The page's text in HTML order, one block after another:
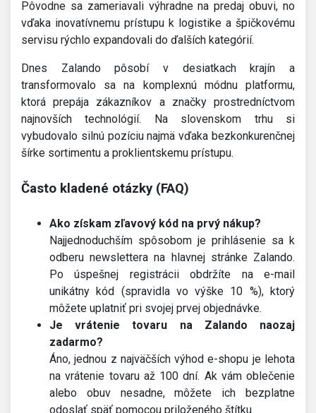
Pôvodne sa zameriavali výhradne na predaj obuvi, no
vďaka inovatívnemu prístupu k logistike a špičkovému
servisu rýchlo expandovali do ďalších kategórií.
Dnes Zalando pôsobí v desiatkach krajín a
transformovalo sa na komplexnú módnu platformu,
ktorá prepája zákazníkov a značky prostredníctvom
najnovších technológií. Na slovenskom trhu si
vybudovalo silnú pozíciu najmä vďaka bezkonkurenčnej
šírke sortimentu a proklientskemu prístupu.
Často kladené otázky (FAQ)
Ako získam zľavový kód na prvý nákup?
Najjednoduchším spôsobom je prihlásenie sa k
odberu newslettera na hlavnej stránke Zalando.
Po úspešnej registrácii obdržíte na e-mail
unikátny kód (spravidla vo výške 10 %), ktorý
môžete uplatniť pri svojej prvej objednávke.
Je vrátenie tovaru na Zalando naozaj
zadarmo?
Áno, jednou z najväčších výhod e-shopu je lehota
na vrátenie tovaru až 100 dní. Ak vám oblečenie
alebo obuv nesadne, môžete ich bezplatne
odoslať späť pomocou priloženého štítku.